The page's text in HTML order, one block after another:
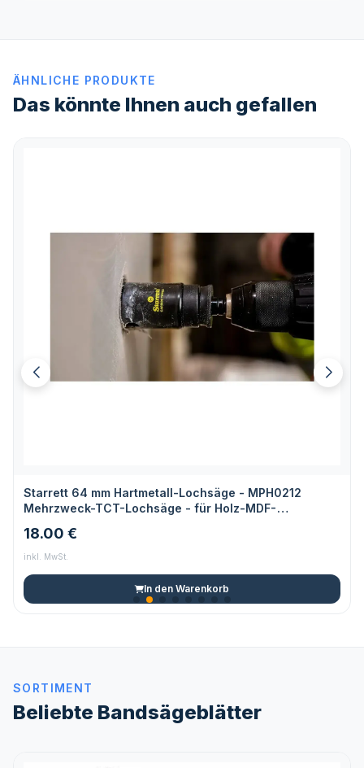
ÄHNLICHE PRODUKTE
Das könnte Ihnen auch gefallen
Starrett 64 mm Hartmetall-Lochsäge - MPH0212
Mehrzweck-TCT-Lochsäge - für Holz-MDF-
18.00 €
inkl. MwSt.
In den Warenkorb
SORTIMENT
Beliebte Bandsägeblätter